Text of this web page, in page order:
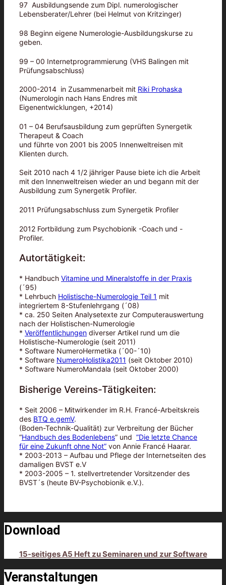
97 Ausbildungsende zum Dipl. numerologischer
Lebensberater/Lehrer (bei Helmut von Kritzinger)
98 Beginn eigene Numerologie-Ausbildungskurse zu
geben.
99 – 00 Internetprogrammierung (VHS Balingen mit
Prüfungsabschluss)
2000-2014 in Zusammenarbeit mit Riki Prohaska
(Numerologin nach Hans Endres mit
Eigenentwicklungen, +2014)
01 – 04 Berufsausbildung zum geprüften Synergetik
Therapeut & Coach
und führte von 2001 bis 2005 Innenweltreisen mit
Klienten durch.
Seit 2010 nach 4 1/2 jähriger Pause biete ich die Arbeit
mit den Innenweltreisen wieder an und begann mit der
Ausbildung zum Synergetik Profiler.
2011 Prüfungsabschluss zum Synergetik Profiler
2012 Fortbildung zum Psychobionik -Coach und -
Profiler.
Autortätigkeit:
* Handbuch Vitamine und Mineralstoffe in der Praxis
(´95)
* Lehrbuch Holistische-Numerologie Teil 1 mit
integriertem 8-Stufenlehrgang (´08)
* ca. 250 Seiten Analysetexte zur Computerauswertung
nach der Holistischen-Numerologie
* Veröffentlichungen diverser Artikel rund um die
Holistische-Numerologie (seit 2011)
* Software NumeroHermetika (´00-´10)
* Software NumeroHolistika2011 (seit Oktober 2010)
* Software NumeroMandala (seit Oktober 2000)
Bisherige Vereins-Tätigkeiten:
* Seit 2006 – Mitwirkender im R.H. Francé-Arbeitskreis
des BTQ e.gemV.
(Boden-Technik-Qualität) zur Verbreitung der Bücher
“Handbuch des Bodenlebens” und ”Die letzte Chance
für eine Zukunft ohne Not” von Annie Francé Haarar.
* 2003-2013 – Aufbau und Pflege der Internetseiten des
damaligen BVST e.V
* 2003-2005 – 1. stellvertretender Vorsitzender des
BVST´s (heute BV-Psychobionik e.V.).
Download
15-seitiges A5 Heft zu Seminaren und zur Software
Veranstaltungen